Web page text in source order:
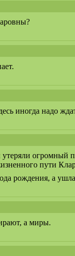
иногда надо
утеряли
пути
рождения, а
а миры.